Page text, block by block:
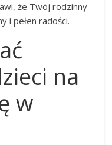
że Twój rodzinny
i pełen radości.
na
w